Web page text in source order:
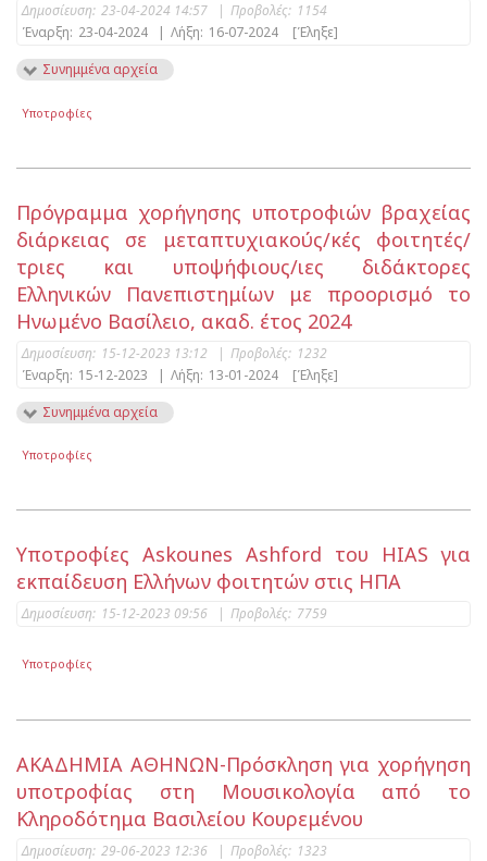
Δημοσίευση: 23-04-2024 14:57 | Προβολές: 1154
Έναρξη: 23-04-2024 | Λήξη: 16-07-2024
[Έληξε]
Συνημμένα αρχεία
Υποτροφίες
Πρόγραμμα χορήγησης υποτροφιών βραχείας
διάρκειας σε μεταπτυχιακούς/κές φοιτητές/
τριες και υποψήφιους/ιες διδάκτορες
Ελληνικών Πανεπιστημίων με προορισμό το
Ηνωμένο Βασίλειο, ακαδ. έτος 2024
Δημοσίευση: 15-12-2023 13:12 | Προβολές: 1232
Έναρξη: 15-12-2023 | Λήξη: 13-01-2024
[Έληξε]
Συνημμένα αρχεία
Υποτροφίες
Yποτροφίες Askounes Ashford του HIAS για
εκπαίδευση Ελλήνων φοιτητών στις ΗΠΑ
Δημοσίευση: 15-12-2023 09:56 | Προβολές: 7759
Υποτροφίες
ΑΚΑΔΗΜΙΑ ΑΘΗΝΩΝ-Πρόσκληση για χορήγηση
υποτροφίας στη Μουσικολογία από το
Κληροδότημα Βασιλείου Κουρεμένου
Δημοσίευση: 29-06-2023 12:36 | Προβολές: 1323